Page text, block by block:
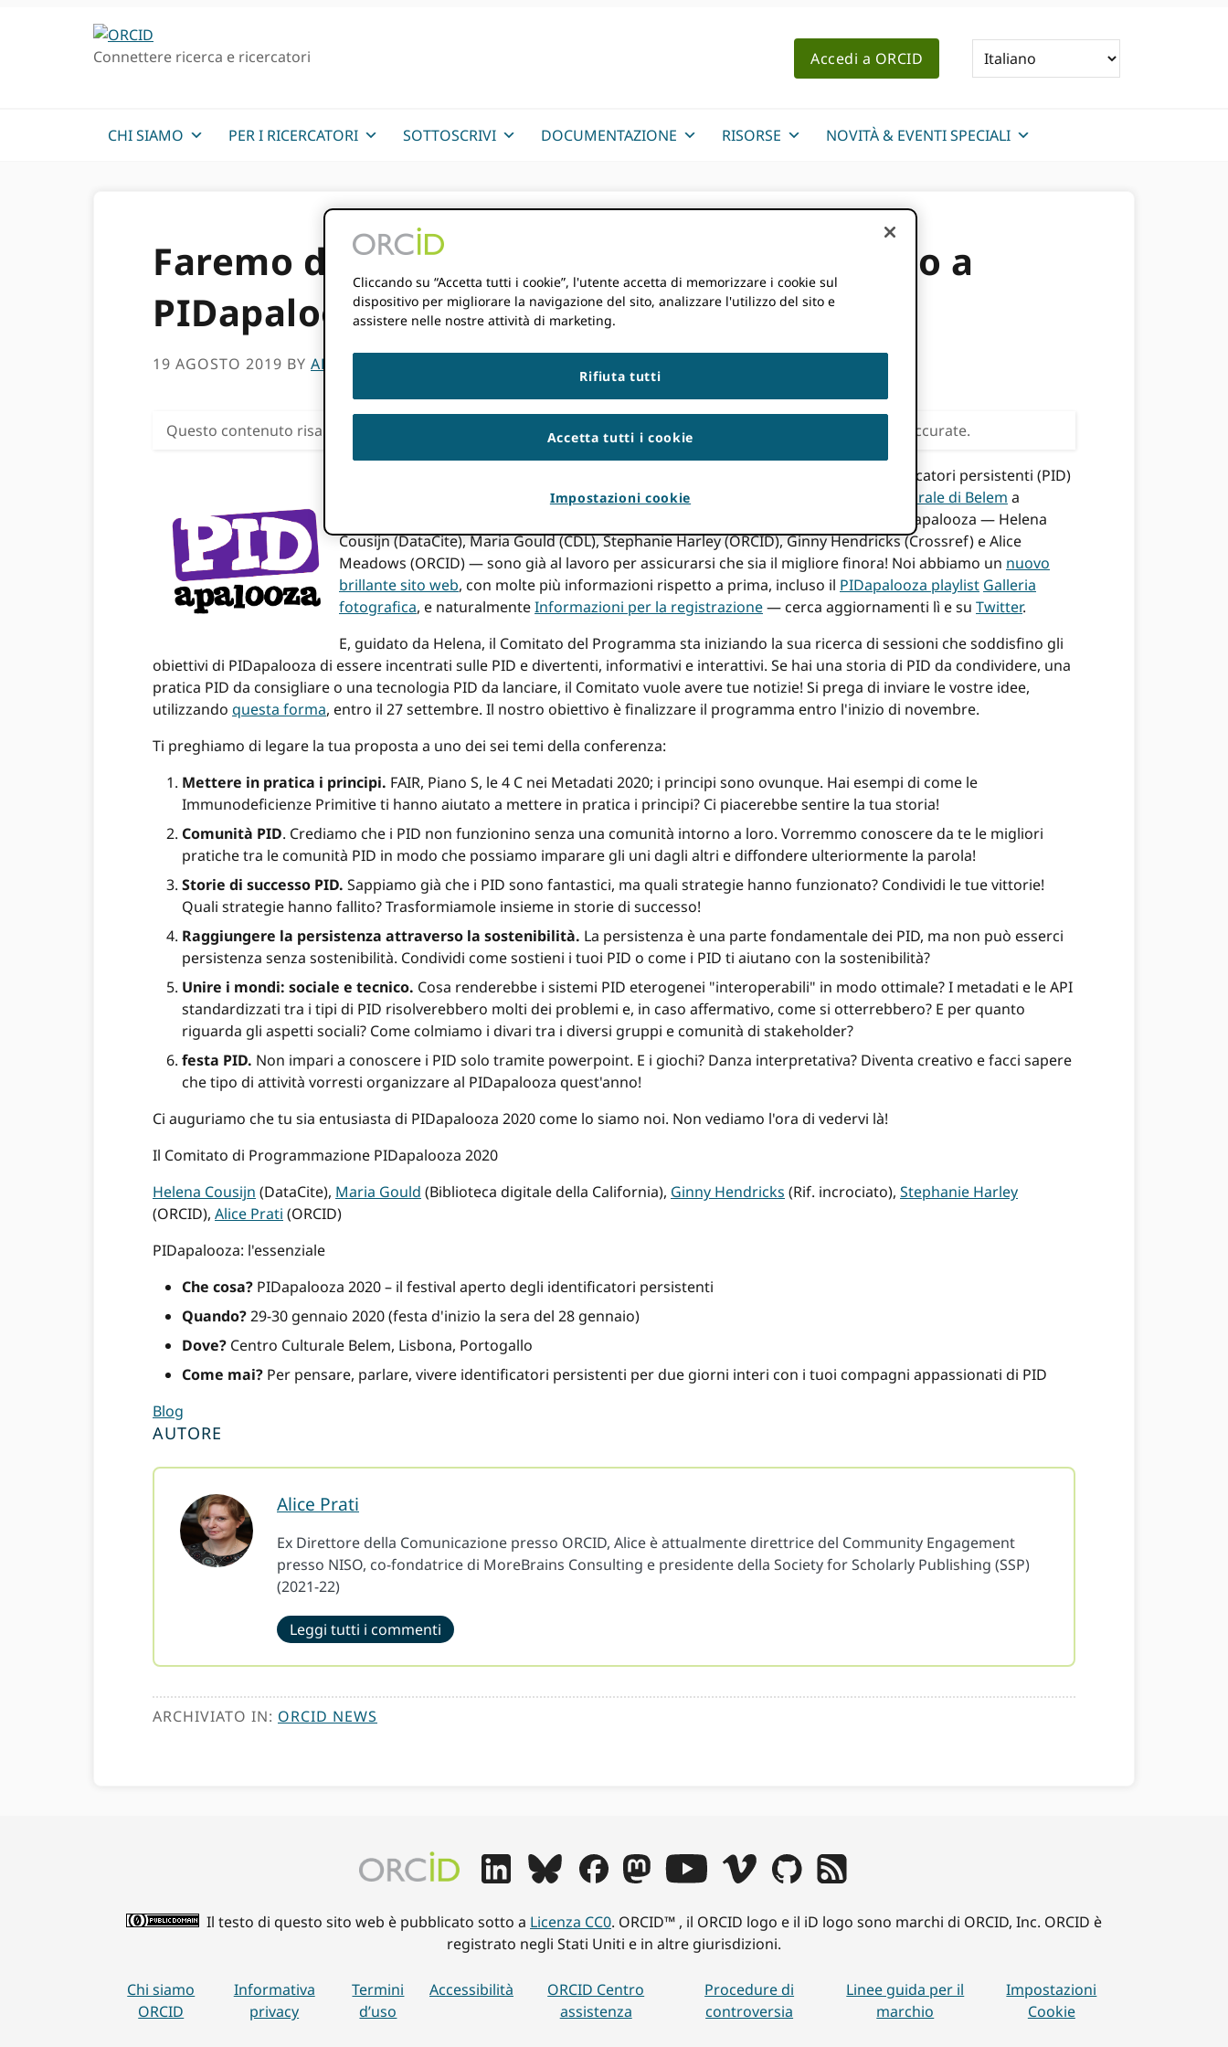
Connettere ricerca e ricercatori Accedi a ORCID
CHI SIAMO PER I RICERCATORI SOTTOSCRIVI DOCUMENTAZIONE RISORSE NOVITÀ & EVENTI SPECIALI
Faremo di nuovo rockeggiare il tuo mondo a
PIDapalooza 2020!
19 AGOSTO 2019 BY ALICE PRATI
Questo contenuto risale a più di tre anni fa. Le informazioni contenute in questo post potrebbero essere inaccurate.
— il festival aperto degli identificatori persistenti (PID)
— inizia qui! A 162 giorni dalla nostra cerimonia di apertura al favoloso
Centro Culturale di Belem a
Lisbona, Portogallo, il vostro amichevole comitato di pianificazione di quartiere PIDapalooza — Helena
Cousijn (DataCite), Maria Gould (CDL), Stephanie Harley (ORCID), Ginny Hendricks (Crossref) e Alice
Meadows (ORCID) — sono già al lavoro per assicurarsi che sia il migliore finora! Noi abbiamo un nuovo
brillante sito web, con molte più informazioni rispetto a prima, incluso il PIDapalooza playlist Galleria
fotografica, e naturalmenteInformazioni per la registrazione— cerca aggiornamenti lì e su Twitter.
E, guidato da Helena, il Comitato del Programma sta iniziando la sua ricerca di sessioni che soddisfino gli
obiettivi di PIDapalooza di essere incentrati sulle PID e divertenti, informativi e interattivi. Se hai una storia di PID da condividere, una
pratica PID da consigliare o una tecnologia PID da lanciare, il Comitato vuole avere tue notizie! Si prega di inviare le vostre idee,
utilizzando questa forma, entro il 27 settembre. Il nostro obiettivo è finalizzare il programma entro l'inizio di novembre.
Ti preghiamo di legare la tua proposta a uno dei sei temi della conferenza:
Mettere in pratica i principi. FAIR, Piano S, le 4 C nei Metadati 2020; i principi sono ovunque. Hai esempi di come le
Immunodeficienze Primitive ti hanno aiutato a mettere in pratica i principi? Ci piacerebbe sentire la tua storia!
Comunità PID. Crediamo che i PID non funzionino senza una comunità intorno a loro. Vorremmo conoscere da te le migliori
pratiche tra le comunità PID in modo che possiamo imparare gli uni dagli altri e diffondere ulteriormente la parola!
Storie di successo PID. Sappiamo già che i PID sono fantastici, ma quali strategie hanno funzionato? Condividi le tue vittorie!
Quali strategie hanno fallito? Trasformiamole insieme in storie di successo!
Raggiungere la persistenza attraverso la sostenibilità. La persistenza è una parte fondamentale dei PID, ma non può esserci
persistenza senza sostenibilità. Condividi come sostieni i tuoi PID o come i PID ti aiutano con la sostenibilità?
Unire i mondi: sociale e tecnico. Cosa renderebbe i sistemi PID eterogenei "interoperabili" in modo ottimale? I metadati e le API
standardizzati tra i tipi di PID risolverebbero molti dei problemi e, in caso affermativo, come si otterrebbero? E per quanto
riguarda gli aspetti sociali? Come colmiamo i divari tra i diversi gruppi e comunità di stakeholder?
festa PID. Non impari a conoscere i PID solo tramite powerpoint. E i giochi? Danza interpretativa? Diventa creativo e facci sapere
che tipo di attività vorresti organizzare al PIDapalooza quest'anno!
Ci auguriamo che tu sia entusiasta di PIDapalooza 2020 come lo siamo noi. Non vediamo l'ora di vedervi là!
Il Comitato di Programmazione PIDapalooza 2020
Helena Cousijn (DataCite), Maria Gould (Biblioteca digitale della California), Ginny Hendricks (Rif. incrociato), Stephanie Harley
(ORCID), Alice Prati (ORCID)
PIDapalooza: l'essenziale
Che cosa? PIDapalooza 2020 – il festival aperto degli identificatori persistenti
Quando?29-30 gennaio 2020 (festa d'inizio la sera del 28 gennaio)
Dove? Centro Culturale Belem, Lisbona, Portogallo
Come mai? Per pensare, parlare, vivere identificatori persistenti per due giorni interi con i tuoi compagni appassionati di PID
Blog
AUTORE
Alice Prati
Ex Direttore della Comunicazione presso ORCID, Alice è attualmente direttrice del Community Engagement
presso NISO, co-fondatrice di MoreBrains Consulting e presidente della Society for Scholarly Publishing (SSP)
(2021-22)
Leggi tutti i commenti
ARCHIVIATO IN: ORCID NEWS
Il testo di questo sito web è pubblicato sotto a Licenza CC0. ORCID™ , il ORCID logo e il iD logo sono marchi di ORCID, Inc. ORCID è
registrato negli Stati Uniti e in altre giurisdizioni.
Chi siamo
ORCID
Informativa
privacy
Termini
d’uso
Accessibilità
ORCID Centro
assistenza
Procedure di
controversia
Linee guida per il
marchio
Impostazioni
Cookie
Cliccando su “Accetta tutti i cookie”, l'utente accetta di memorizzare i cookie sul
dispositivo per migliorare la navigazione del sito, analizzare l'utilizzo del sito e
assistere nelle nostre attività di marketing.
Rifiuta tutti
Accetta tutti i cookie
Impostazioni cookie